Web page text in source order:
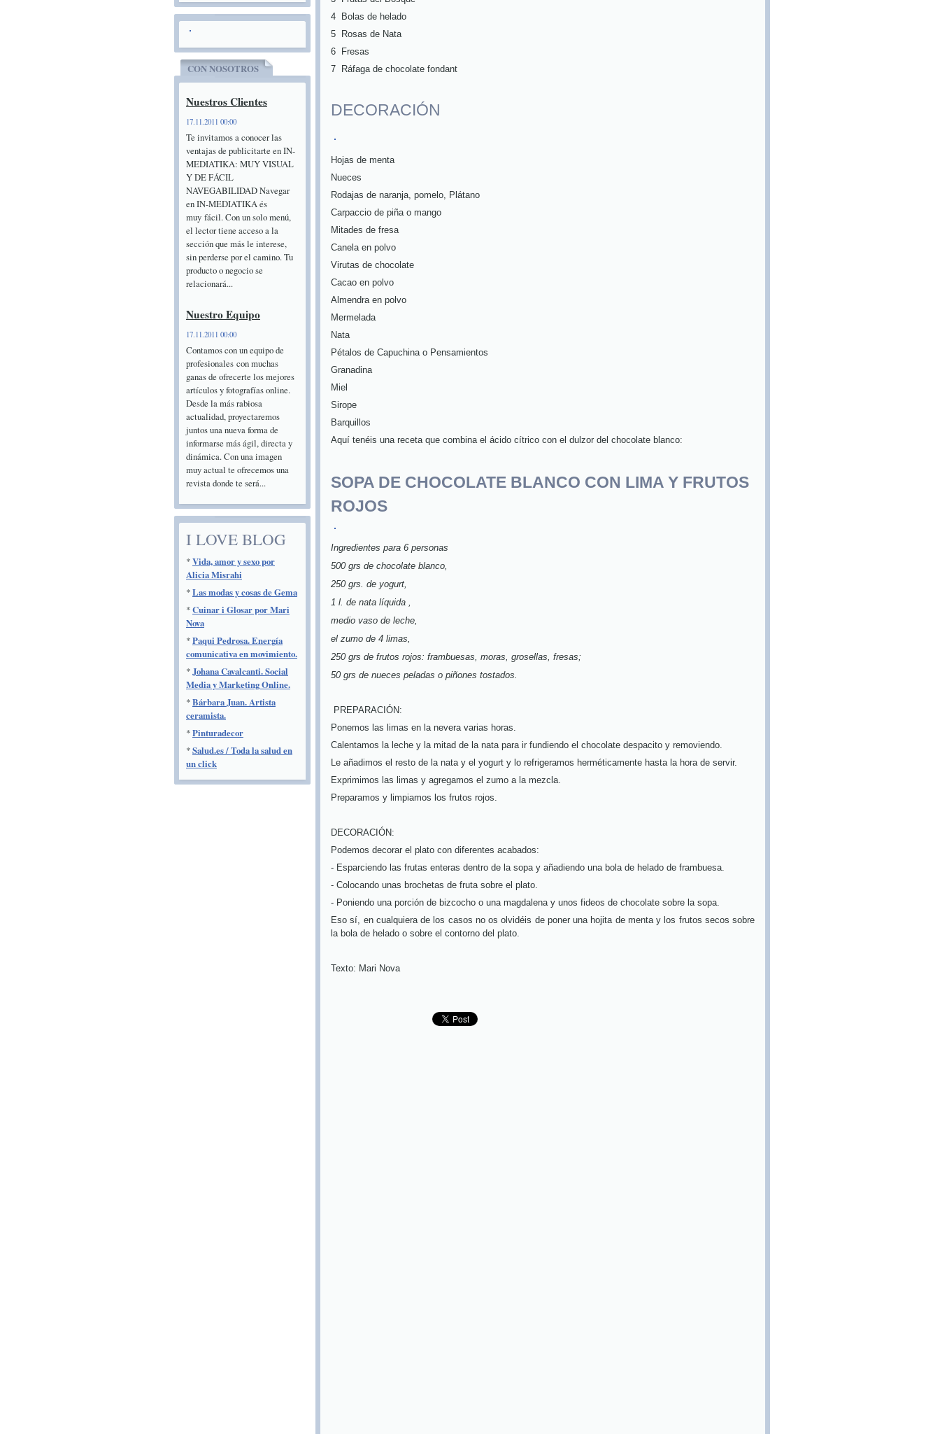
4
Bolas de helado
5
Rosas de Nata
6
Fresas
7
Ráfaga de chocolate fondant
DECORACIÓN
Hojas de menta
Nueces
Rodajas de naranja, pomelo, Plátano
Carpaccio de piña o mango
Mitades de fresa
Canela en polvo
Virutas de chocolate
Cacao en polvo
Almendra en polvo
Mermelada
Nata
Pétalos de Capuchina o Pensamientos
Granadina
Miel
Sirope
Barquillos
Aquí tenéis una receta que combina el ácido cítrico con el dulzor del chocolate blanco:
SOPA DE CHOCOLATE BLANCO CON LIMA Y FRUTOS
ROJOS
Ingredientes para 6 personas
500 grs de chocolate blanco,
250 grs. de yogurt,
1 l. de nata líquida ,
medio vaso de leche,
el zumo de 4 limas,
250 grs de frutos rojos: frambuesas, moras, grosellas, fresas;
50 grs de nueces peladas o piñones tostados.
PREPARACIÓN:
Ponemos las limas en la nevera varias horas.
Calentamos la leche y la mitad de la nata para ir fundiendo el chocolate despacito y removiendo.
Le añadimos el resto de la nata y el yogurt y lo refrigeramos herméticamente hasta la hora de servir.
Exprimimos las limas y agregamos el zumo a la mezcla.
Preparamos y limpiamos los frutos rojos.
DECORACIÓN:
Podemos decorar el plato con diferentes acabados:
- Esparciendo las frutas enteras dentro de la sopa y añadiendo una bola de helado de frambuesa.
- Colocando unas brochetas de fruta sobre el plato.
- Poniendo una porción de bizcocho o una magdalena y unos fideos de chocolate sobre la sopa.
Eso sí, en cualquiera de los casos no os olvidéis de poner una hojita de menta y los frutos secos sobre
la bola de helado o sobre el contorno del plato.
Texto: Mari Nova
CON NOSOTROS
Nuestros Clientes
17.11.2011 00:00
Te invitamos a conocer las
ventajas de publicitarte en IN-
MEDIATIKA: MUY VISUAL
Y DE FÁCIL
NAVEGABILIDAD Navegar
en IN-MEDIATIKA és
muy fácil. Con un solo menú,
el lector tiene acceso a la
sección que más le interese,
sin perderse por el camino. Tu
producto o negocio se
relacionará...
Nuestro Equipo
17.11.2011 00:00
Contamos con un equipo de
profesionales con muchas
ganas de ofrecerte los mejores
artículos y fotografías online.
Desde la más rabiosa
actualidad, proyectaremos
juntos una nueva forma de
informarse más ágil, directa y
dinámica. Con una imagen
muy actual te ofrecemos una
revista donde te será...
I LOVE BLOG
*Vida, amor y sexo por
Alicia Misrahi
*Las modas y cosas de Gema
*Cuinar i Glosar por Mari
Nova
*Paqui Pedrosa. Energía
comunicativa en movimiento.
*Johana Cavalcanti. Social
Media y Marketing Online.
*Bárbara Juan. Artista
ceramista.
*Pinturadecor
*Salud.es / Toda la salud en
un click